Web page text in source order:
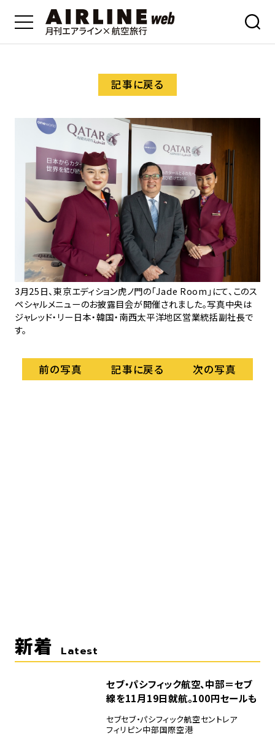
記事に戻る
3月25日、東京エディション虎ノ門の「Jade Room」にて、このス
ペシャルメニューのお披露目会が開催されました。写真中央は
ジャレッド・リー日本・韓国・南西太平洋地区営業統括副社長で
す。
前の写真 記事に戻る 次の写真
新着 Latest
セブ・パシフィック航空、中部＝セブ
線を11月19日就航。100円セールも
セブセブ・パシフィック航空セントレア
フィリピン中部国際空港